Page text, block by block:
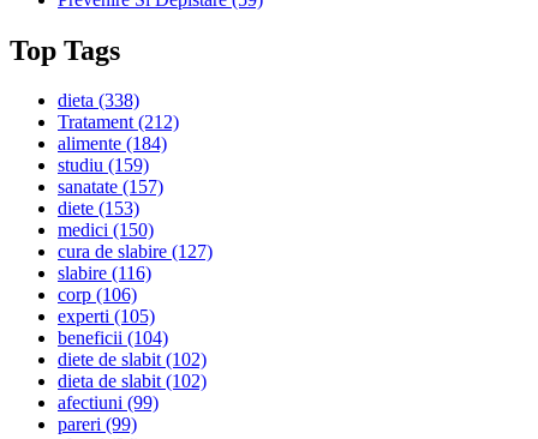
Top Tags
dieta (338)
Tratament(212)
alimente (184)
studiu (159)
sanatate (157)
diete (153)
medici (150)
cura de slabire (127)
slabire (116)
corp (106)
experti (105)
beneficii (104)
diete de slabit(102)
dieta de slabit(102)
afectiuni (99)
pareri (99)